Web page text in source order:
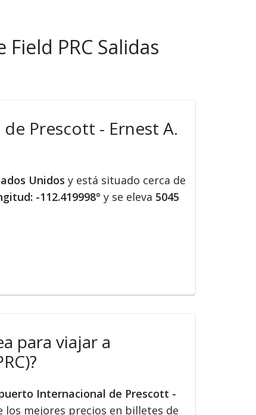
PRC Salidas
Prescott - Ernest A.
Unidos y está situado cerca de
-112.419998° y se eleva 5045
para viajar a
Internacional de Prescott -
los mejores precios en billetes de